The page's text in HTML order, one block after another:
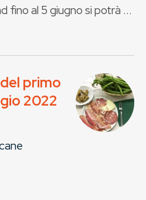
fino al 5 giugno si potrà ...
primo
2022